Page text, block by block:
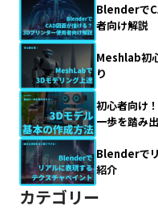
Blenderで
者向け解説
Meshlab初
り
初心者向け
一歩を踏み
Blenderで
紹介
カテゴリー